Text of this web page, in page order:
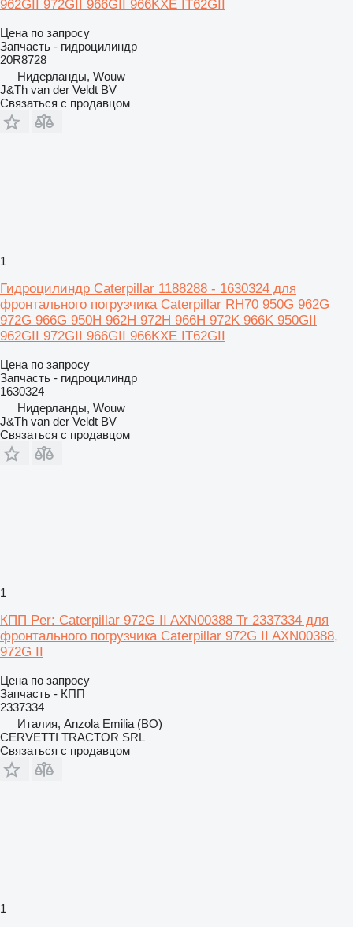
962GII 972GII 966GII 966KXE IT62GII
Цена по запросу
Запчасть - гидроцилиндр
20R8728
Нидерланды, Wouw
J&Th van der Veldt BV
Связаться с продавцом
1
Гидроцилиндр Caterpillar 1188288 - 1630324 для
фронтального погрузчика Caterpillar RH70 950G 962G
972G 966G 950H 962H 972H 966H 972K 966K 950GII
962GII 972GII 966GII 966KXE IT62GII
Цена по запросу
Запчасть - гидроцилиндр
1630324
Нидерланды, Wouw
J&Th van der Veldt BV
Связаться с продавцом
1
КПП Per: Caterpillar 972G II AXN00388 Tr 2337334 для
фронтального погрузчика Caterpillar 972G II AXN00388,
972G II
Цена по запросу
Запчасть - КПП
2337334
Италия, Anzola Emilia (BO)
CERVETTI TRACTOR SRL
Связаться с продавцом
1